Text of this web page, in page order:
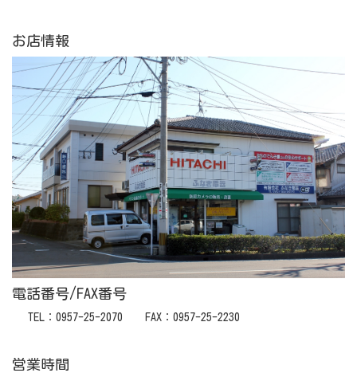
お店情報
電話番号/FAX番号
TEL：0957-25-2070 FAX：0957-25-2230
営業時間